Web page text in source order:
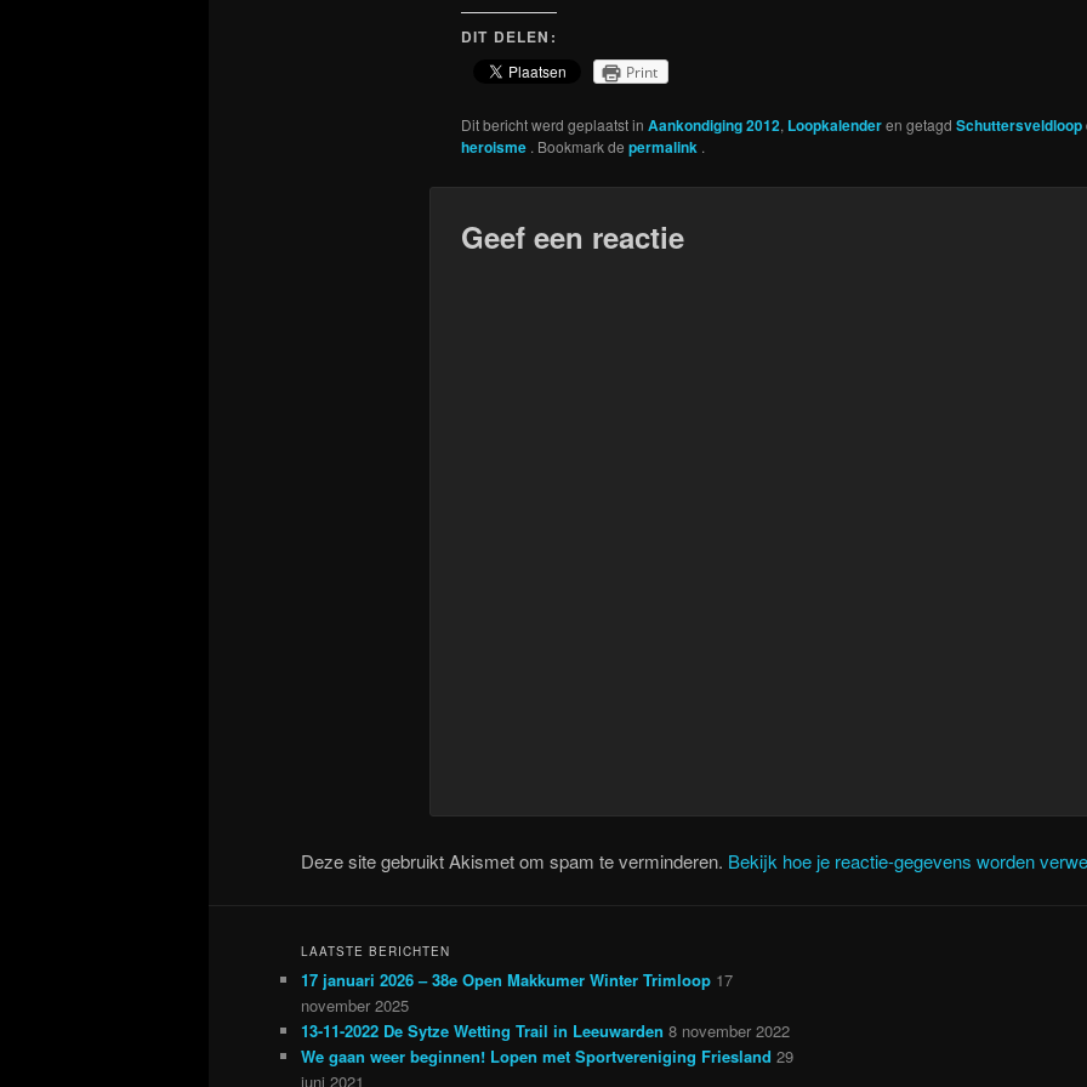
DIT DELEN:
Print
Dit bericht werd geplaatst in Aankondiging 2012, Loopkalenderen getagd Schuttersveldloop
heroisme . Bookmark de permalink .
Geef een reactie
Deze site gebruikt Akismet om spam te verminderen. Bekijk hoe je reactie-gegevens worden
LAATSTE BERICHTEN
17 januari 2026 – 38e Open Makkumer Winter Trimloop 17
november 2025
13-11-2022 De Sytze Wetting Trail in Leeuwarden 8 november 2022
We gaan weer beginnen! Lopen met Sportvereniging Friesland 29
juni 2021